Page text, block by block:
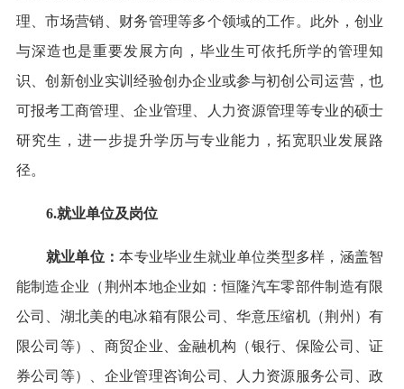
理、市场营销、财务管理等多个领域的工作。此外，创业
与深造也是重要发展方向，毕业生可依托所学的管理知
识、创新创业实训经验创办企业或参与初创公司运营，也
可报考工商管理、企业管理、人力资源管理等专业的硕士
研究生，进一步提升学历与专业能力，拓宽职业发展路
径。
6.就业单位及岗位
就业单位：本专业毕业生就业单位类型多样，涵盖智
能制造企业（荆州本地企业如：恒隆汽车零部件制造有限
公司、湖北美的电冰箱有限公司、华意压缩机（荆州）有
限公司等）、商贸企业、金融机构（银行、保险公司、证
券公司等）、企业管理咨询公司、人力资源服务公司、政